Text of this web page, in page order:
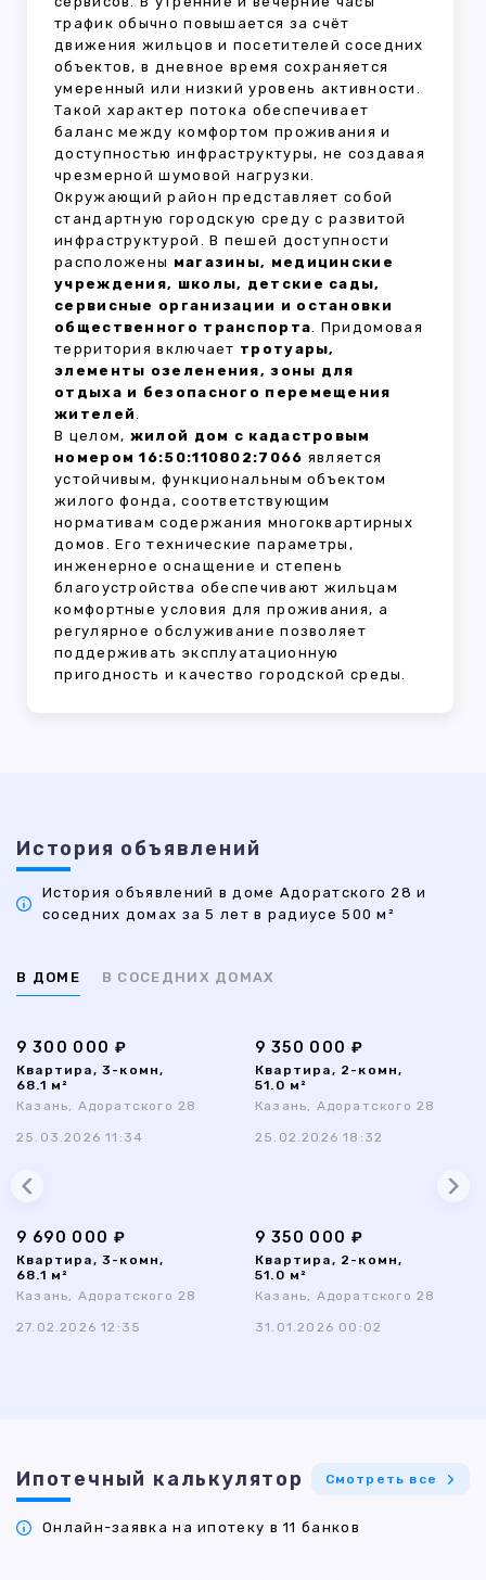
трафик обычно повышается за счёт
движения жильцов и посетителей соседних
объектов, в дневное время сохраняется
умеренный или низкий уровень активности.
Такой характер потока обеспечивает
баланс между комфортом проживания и
доступностью инфраструктуры, не создавая
чрезмерной шумовой нагрузки.
Окружающий район представляет собой
стандартную городскую среду с развитой
инфраструктурой. В пешей доступности
расположены магазины, медицинские
учреждения, школы, детские сады,
сервисные организации и остановки
общественного транспорта. Придомовая
территория включает тротуары,
элементы озеленения, зоны для
отдыха и безопасного перемещения
жителей.
В целом, жилой дом с кадастровым
номером 16:50:110802:7066 является
устойчивым, функциональным объектом
жилого фонда, соответствующим
нормативам содержания многоквартирных
домов. Его технические параметры,
инженерное оснащение и степень
благоустройства обеспечивают жильцам
комфортные условия для проживания, а
регулярное обслуживание позволяет
поддерживать эксплуатационную
пригодность и качество городской среды.
История объявлений
История объявлений в доме Адоратского 28 и
соседних домах за 5 лет в радиусе 500 м²
В ДОМЕ В СОСЕДНИХ ДОМАХ
9 300 000 ₽
Квартира, 3-комн,
68.1 м²
Казань, Адоратского 28
25.03.2026 11:34
9 350 000 ₽
Квартира, 2-комн,
51.0 м²
Казань, Адоратского 28
25.02.2026 18:32
9 690 000 ₽
Квартира, 3-комн,
68.1 м²
Казань, Адоратского 28
27.02.2026 12:35
9 350 000 ₽
Квартира, 2-комн,
51.0 м²
Казань, Адоратского 28
31.01.2026 00:02
Ипотечный калькулятор Смотреть все
Онлайн-заявка на ипотеку в 11 банков